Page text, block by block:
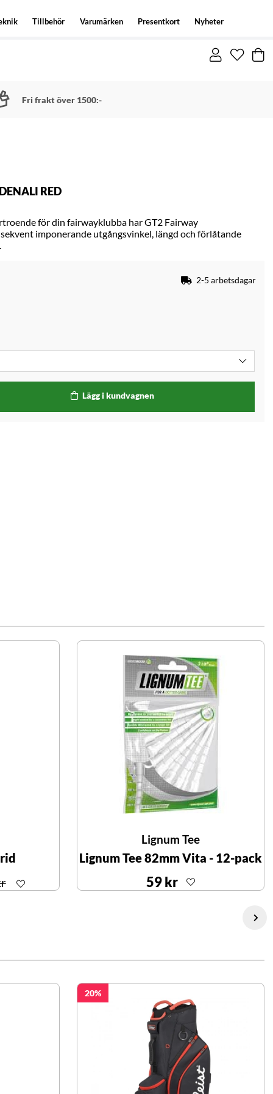
Tillbehör Varumärken Presentkort Nyheter
Fri frakt över 1500:-
RED
för din fairwayklubba har GT2 Fairway
imponerande utgångsvinkel, längd och förlåtande
2-5 arbetsdagar
Lägg i kundvagnen
Lignum Tee
Lignum Tee 82mm Vita - 12-pack
59 kr
20